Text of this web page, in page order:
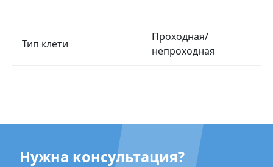
Тип клети
Проходная/
непроходная
Нужна консультация?